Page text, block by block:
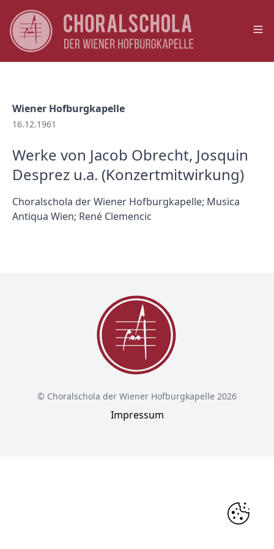
Wiener Hofburgkapelle
16.12.1961
Werke von Jacob Obrecht, Josquin
Desprez u.a. (Konzertmitwirkung)
Choralschola der Wiener Hofburgkapelle; Musica
Antiqua Wien; René Clemencic
© Choralschola der Wiener Hofburgkapelle 2026
Impressum